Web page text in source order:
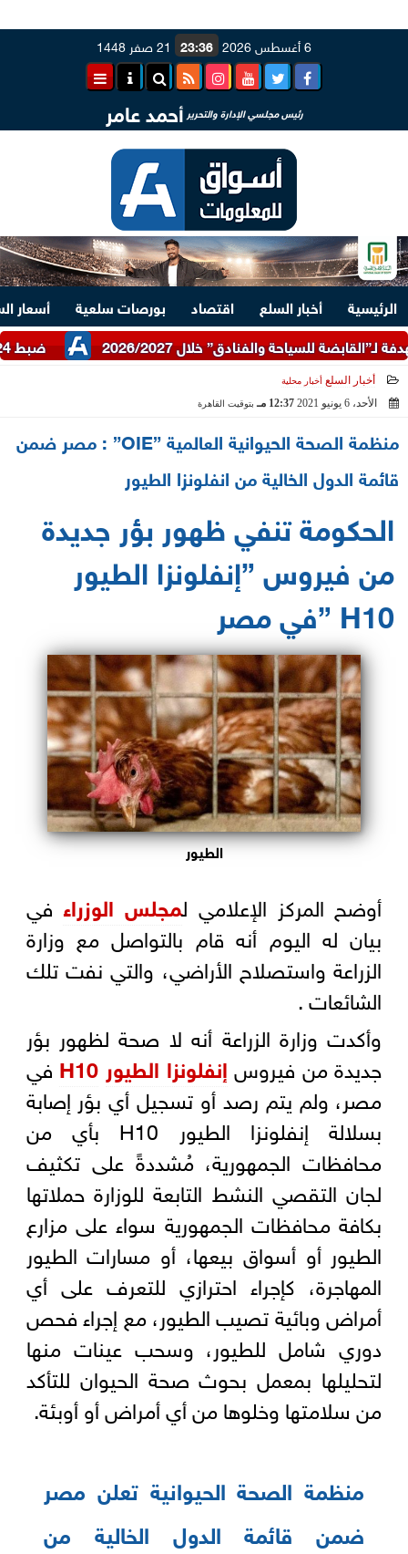
6 أغسطس 2026 23:36 21 صفر 1448
رئيس مجلسي الإدارة والتحرير أحمد عامر
الرئيسية أخبار السلع اقتصاد بورصات سلعية
أسعار
ضبط 24 طن دقيق أبيض وبلدي مدعم عبر شرطة التموين
أخبار السلع أخبار محلية
الأحد، 6 يونيو 2021 12:37 مـ بتوقيت القاهرة
منظمة الصحة الحيوانية العالمية ”OIE” : مصر ضمن
قائمة الدول الخالية من انفلونزا الطيور
الحكومة تنفي ظهور بؤر جديدة
من فيروس ”إنفلونزا الطيور
H10 ”في مصر
الطيور
أوضح المركز الإعلامي لمجلس الوزراءفي
بيان له اليوم أنه قام بالتواصل مع وزارة
الزراعة واستصلاح الأراضي، والتي نفت تلك
الشائعات .
وأكدت وزارة الزراعة أنه لا صحة لظهور بؤر
جديدة من فيروسإنفلونزا الطيور H10 في
مصر، ولم يتم رصد أو تسجيل أي بؤر إصابة
بسلالة إنفلونزا الطيور H10 بأي من
محافظات الجمهورية، مُشددةً على تكثيف
لجان التقصي النشط التابعة للوزارة حملاتها
بكافة محافظات الجمهورية سواء على مزارع
الطيور أو أسواق بيعها، أو مسارات الطيور
المهاجرة، كإجراء احترازي للتعرف على أي
أمراض وبائية تصيب الطيور، مع إجراء فحص
دوري شامل للطيور، وسحب عينات منها
لتحليلها بمعمل بحوث صحة الحيوان للتأكد
من سلامتها وخلوها من أي أمراض أو أوبئة.
منظمة الصحة الحيوانية تعلن مصر
ضمن قائمة الدول الخالية من